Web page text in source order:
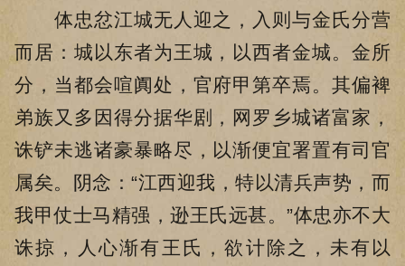
体忠忿江城无人迎之，入则与金氏分营
而居：城以东者为王城，以西者金城。金所
分，当都会喧阗处，官府甲第卒焉。其偏裨
弟族又多因得分据华剧，网罗乡城诸富家，
诛铲未逃诸豪暴略尽，以渐便宜署置有司官
属矣。阴念：“江西迎我，特以清兵声势，而
我甲仗士马精强，逊王氏远甚。”体忠亦不大
诛掠，人心渐有王氏，欲计除之，未有以